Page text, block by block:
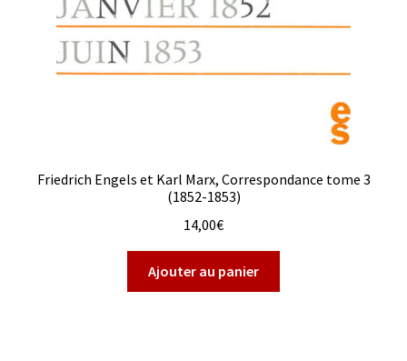
Friedrich Engels et Karl Marx, Correspondance tome 3
(1852-1853)
14,00€
Ajouter au panier